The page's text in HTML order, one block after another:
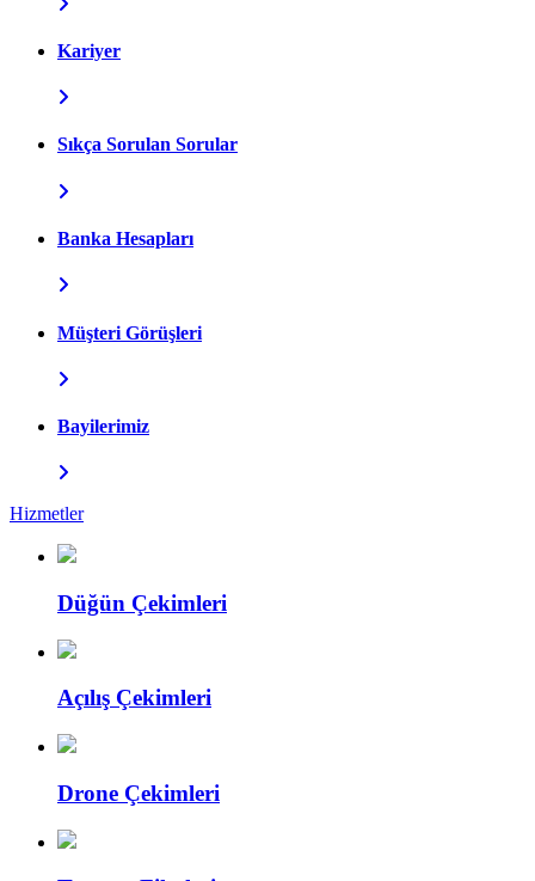
Kariyer
Sıkça Sorulan Sorular
Banka Hesapları
Müşteri Görüşleri
Bayilerimiz
Hizmetler
Düğün Çekimleri
Açılış Çekimleri
Drone Çekimleri